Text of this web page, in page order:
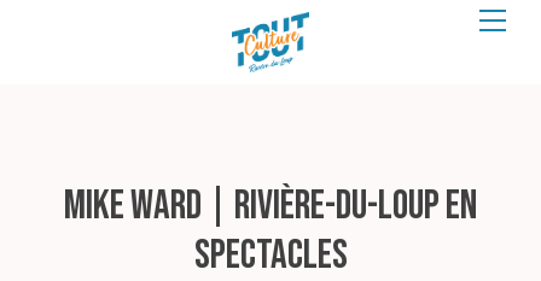
Mike Ward | Rivière-du-Loup en
spectacles